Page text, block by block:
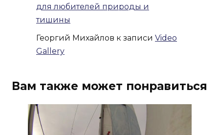
для любителей природы и
тишины
Георгий Михайлов к записи Video
Gallery
Вам также может понравиться